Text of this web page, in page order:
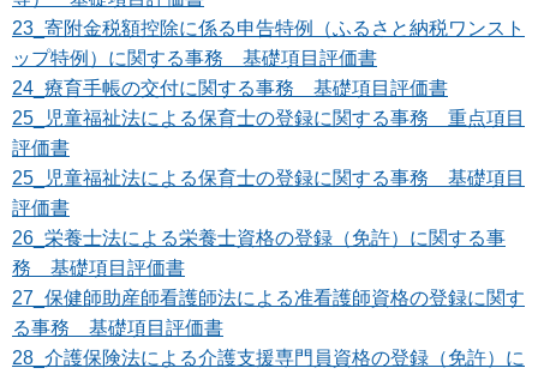
23_寄附金税額控除に係る申告特例（ふるさと納税ワンスト
ップ特例）に関する事務 基礎項目評価書
24_療育手帳の交付に関する事務 基礎項目評価書
25_児童福祉法による保育士の登録に関する事務 重点項目
評価書
25_児童福祉法による保育士の登録に関する事務 基礎項目
評価書
26_栄養士法による栄養士資格の登録（免許）に関する事
務 基礎項目評価書
27_保健師助産師看護師法による准看護師資格の登録に関す
る事務 基礎項目評価書
28_介護保険法による介護支援専門員資格の登録（免許）に